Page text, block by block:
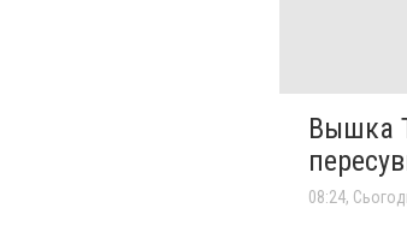
Вышка
08:24,